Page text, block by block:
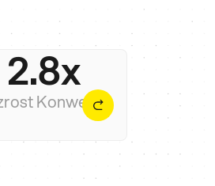
2.8x
Konwersji
nasi klienci notują nawet
wzrost ruchu i konwersji w
ciągu 90 dni od uruchomienia
strony.